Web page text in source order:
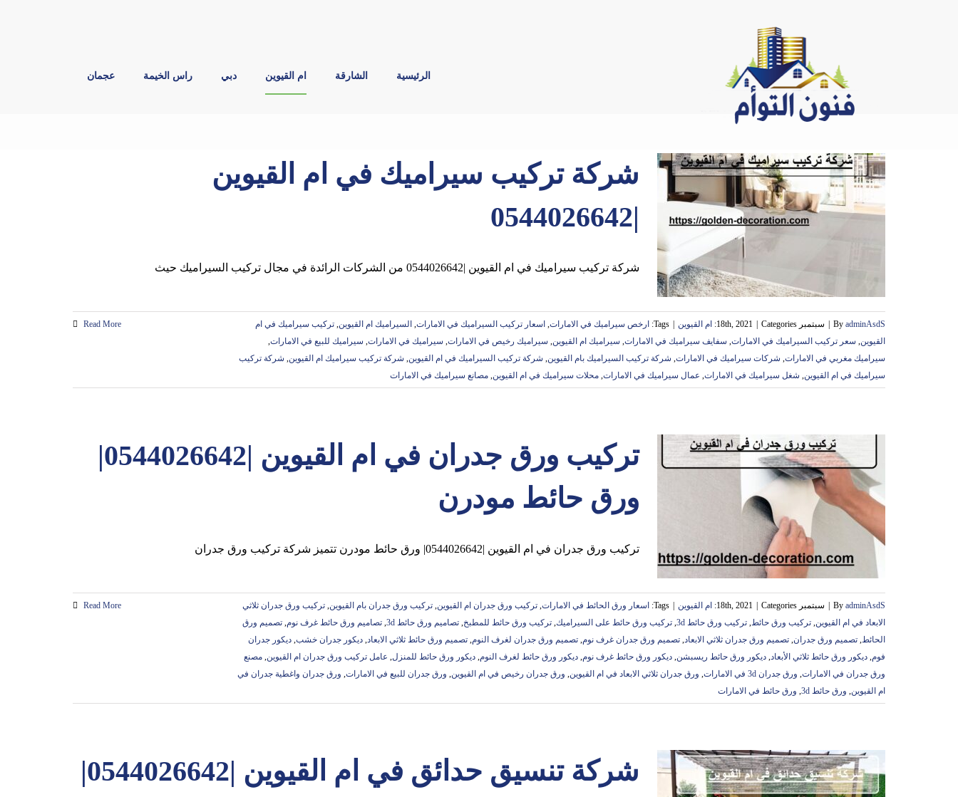
الرئيسية الشارقة ام القيوين دبي راس الخيمة عجمان
شركة تركيب سيراميك في ام القيوين
|0544026642
شركة تركيب سيراميك في ام القيوين |0544026642 من الشركات الرائدة في مجال تركيب السيراميك حيث
By adminAsdS سبتمبر 18th, 2021 Categories: ام القيوين Tags: ارخص سيراميك في الامارات, اسعار تركيب السيراميك في الامارات, السيراميك ام القيوين, تركيب سيراميك في ام
القيوين, سعر تركيب السيراميك في الامارات, سفايف سيراميك في الامارات, سيراميك ام القيوين, سيراميك رخيص في الامارات, سيراميك في الامارات, سيراميك للبيع في الامارات,
سيراميك مغربي في الامارات, شركات سيراميك في الامارات, شركة تركيب السيراميك بام القيوين, شركة تركيب السيراميك في ام القيوين, شركة تركيب سيراميك ام القيوين, شركة تركيب
سيراميك في ام القيوين, شغل سيراميك في الامارات, عمال سيراميك في الامارات, محلات سيراميك في ام القيوين, مصانع سيراميك في الامارات
Read More
تركيب ورق جدران في ام القيوين |0544026642|
ورق حائط مودرن
تركيب ورق جدران في ام القيوين |0544026642| ورق حائط مودرن تتميز شركة تركيب ورق جدران
By adminAsdS سبتمبر 18th, 2021 Categories: ام القيوين Tags: اسعار ورق الحائط في الامارات, تركيب ورق جدران ام القيوين, تركيب ورق جدران بام القيوين, تركيب ورق جدران ثلاثي
الابعاد في ام القيوين, تركيب ورق حائط, تركيب ورق حائط 3d , تركيب ورق حائط على السيراميك, تركيب ورق حائط للمطبخ, تصاميم ورق حائط 3d , تصاميم ورق حائط غرف نوم, تصميم ورق
الحائط, تصميم ورق جدران, تصميم ورق جدران ثلاثي الابعاد, تصميم ورق جدران غرف نوم, تصميم ورق جدران لغرف النوم, تصميم ورق حائط ثلاثي الابعاد, ديكور جدران خشب, ديكور جدران
فوم, ديكور ورق حائط ثلاثي الأبعاد, ديكور ورق حائط ريسبشن, ديكور ورق حائط غرف نوم, ديكور ورق حائط لغرف النوم, ديكور ورق حائط للمنزل, عامل تركيب ورق جدران ام القيوين, مصنع
ورق جدران في الامارات, ورق جدران 3d في الامارات , ورق جدران ثلاثي الابعاد في ام القيوين, ورق جدران رخيص في ام القيوين, ورق جدران للبيع في الامارات, ورق جدران واغطية جدران في
ام القيوين, ورق حائط 3d , ورق حائط في الامارات
Read More
شركة تنسيق حدائق في ام القيوين |0544026642|